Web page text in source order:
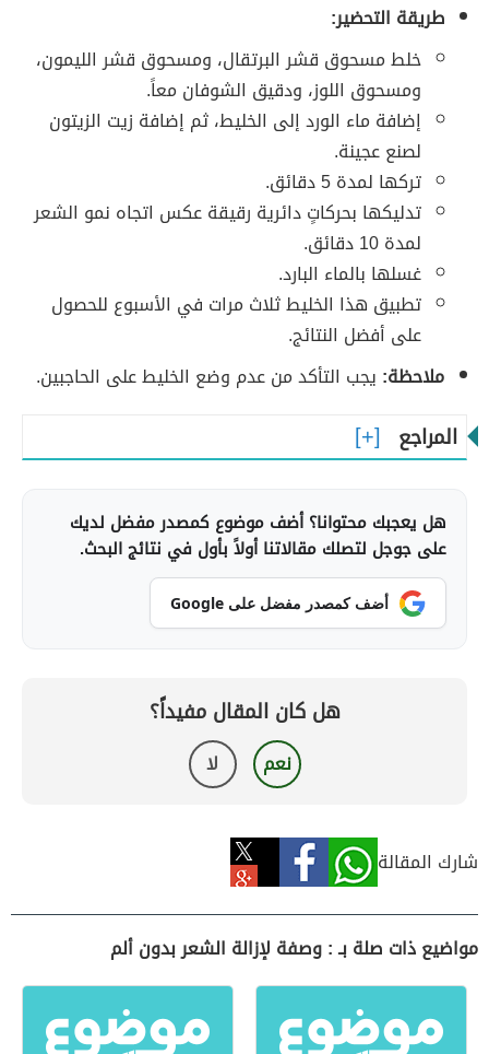
طريقة التحضير:
خلط مسحوق قشر البرتقال، ومسحوق قشر الليمون،
ومسحوق اللوز، ودقيق الشوفان معاً.
إضافة ماء الورد إلى الخليط، ثم إضافة زيت الزيتون
لصنع عجينة.
تركها لمدة 5 دقائق.
تدليكها بحركاتٍ دائرية رقيقة عكس اتجاه نمو الشعر
لمدة 10 دقائق.
غسلها بالماء البارد.
تطبيق هذا الخليط ثلاث مرات في الأسبوع للحصول
على أفضل النتائج.
ملاحظة: يجب التأكد من عدم وضع الخليط على الحاجبين.
المراجع
هل يعجبك محتوانا؟ أضف موضوع كمصدر مفضل لديك
على جوجل لتصلك مقالاتنا أولاً بأول في نتائج البحث.
أضف كمصدر مفضل على Google
هل كان المقال مفيداً؟
نعم لا
شارك المقالة
مواضيع ذات صلة بـ : وصفة لإزالة الشعر بدون ألم